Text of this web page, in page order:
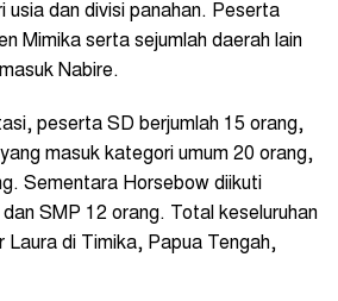
usia dan divisi panahan. Peserta
Mimika serta sejumlah daerah lain
Nabire.
peserta SD berjumlah 15 orang,
masuk kategori umum 20 orang,
Sementara Horsebow diikuti
SMP 12 orang. Total keseluruhan
Laura di Timika, Papua Tengah,